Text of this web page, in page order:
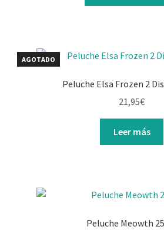
AGOTADO
Peluche Elsa Frozen 2
21,95€
Leer más
Peluche Meowth